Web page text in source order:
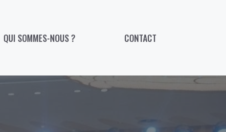
QUI SOMMES-NOUS ? CONTACT